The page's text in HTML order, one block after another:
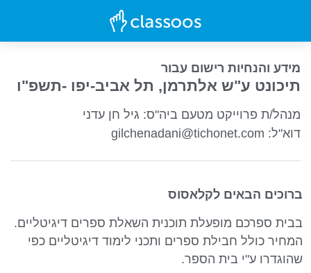
מידע והנחיות רישום עבור
תיכונט ע"ש אלתרמן, תל אביב-יפו -תשפ"ו
מנהל/ת פרוייקט מטעם ביה"ס: גיל חן עדני
gilchenadani@tichonet.com :דוא"ל
ברוכים הבאים לקלאסוס
בבית ספרכם מופעלת תוכנית השאלת ספרים דיגיטליים.
המחיר כולל חבילת ספרים ותכני לימוד דיגיטליים כפי
שהוגדרו ע"י בית הספר.